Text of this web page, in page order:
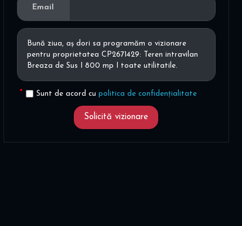
Email
Sunt de acord cu politica de confidențialitate
Solicită vizionare